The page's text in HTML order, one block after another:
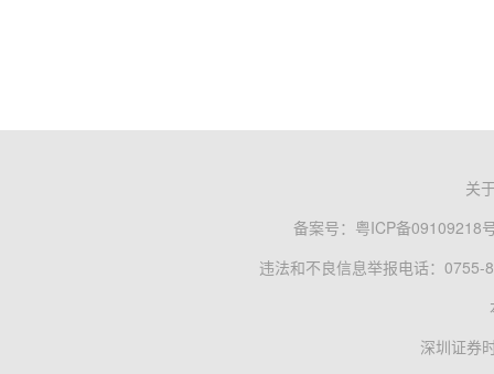
关
备案号： 粤ICP备09109218
违法和不良信息举报电话：0755-
深圳证券